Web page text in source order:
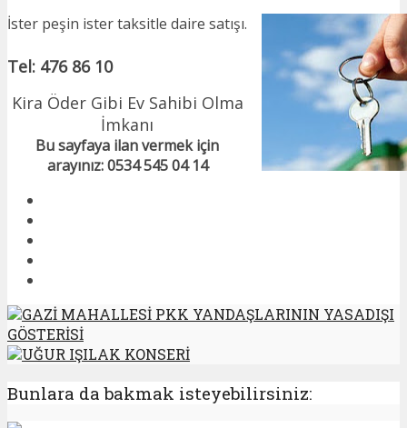
İster peşin ister taksitle daire satışı.
Tel: 476 86 10
Kira Öder Gibi Ev Sahibi Olma
İmkanı
Bu sayfaya ilan vermek için
arayınız: 0534 545 04 14
GAZİ MAHALLESİ PKK YANDAŞLARININ YASADIŞI
GÖSTERİSİ
UĞUR IŞILAK KONSERİ
Bunlara da bakmak isteyebilirsiniz: